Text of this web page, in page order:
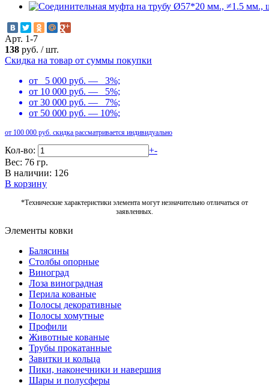
Арт. 1-7
138 руб. /шт.
Скидка на товар от суммы покупки
от 5 000 руб. — 3%;
от 10 000 руб. — 5%;
от 30 000 руб. — 7%;
от 50 000 руб. — 10%;
от 100 000 руб. скидка рассматривается индивидуально
Кол-во: +-
Вес: 76 гр.
В наличии: 126
В корзину
*Технические характеристики элемента могут незначительно отличаться от
заявленных.
Элементы ковки
Балясины
Столбы опорные
Виноград
Лоза виноградная
Перила кованые
Полосы декоративные
Полосы хомутные
Профили
Животные кованые
Трубы прокатанные
Завитки и кольца
Пики, наконечники и навершия
Шары и полусферы